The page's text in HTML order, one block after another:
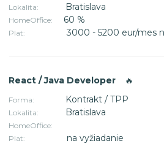
Lokalita: Bratislava
HomeOffice: 60 %
Plat: 3000 - 5200 eur/mes
React / Java Developer 🔥
Forma: Kontrakt / TPP
Lokalita: Bratislava
HomeOffice:
Plat:
na vyžiadanie